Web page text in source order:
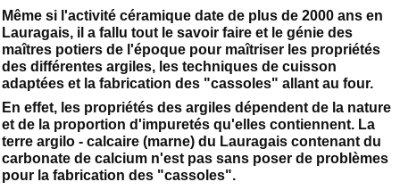
Même si l'activité céramique date de plus de 2000 ans en
Lauragais, il a fallu tout le savoir faire et le génie des
maîtres potiers de l'époque pour maîtriser les propriétés
des différentes argiles, les techniques de cuisson
adaptées et la fabrication des "cassoles" allant au four.
En effet, les propriétés des argiles dépendent de la nature
et de la proportion d'impuretés qu'elles contiennent. La
terre argilo - calcaire (marne) du Lauragais contenant du
carbonate de calcium n'est pas sans poser de problèmes
pour la fabrication des "cassoles".